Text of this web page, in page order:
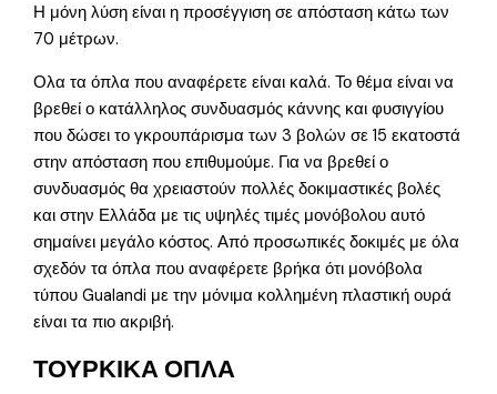
Η μόνη λύση είναι η προσέγγιση σε απόσταση κάτω των
70 μέτρων.
Ολα τα όπλα που αναφέρετε είναι καλά. Το θέμα είναι να
βρεθεί ο κατάλληλος συνδυασμός κάννης και φυσιγγίου
που δώσει το γκρουπάρισμα των 3 βολών σε 15 εκατοστά
στην απόσταση που επιθυμούμε. Για να βρεθεί ο
συνδυασμός θα χρειαστούν πολλές δοκιμαστικές βολές
και στην Ελλάδα με τις υψηλές τιμές μονόβολου αυτό
σημαίνει μεγάλο κόστος. Από προσωπικές δοκιμές με όλα
σχεδόν τα όπλα που αναφέρετε βρήκα ότι μονόβολα
τύπου Gualandi με την μόνιμα κολλημένη πλαστική ουρά
είναι τα πιο ακριβή.
ΤΟΥΡΚΙΚΑ ΟΠΛΑ